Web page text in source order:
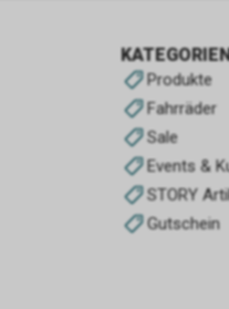
Produkte
Fahrräder
Sale
Events &
STORY
Gutschein